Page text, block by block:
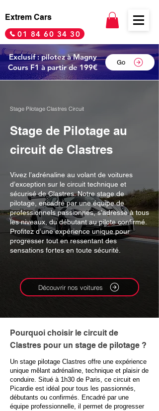
01 84 60 34 30
Extrem Cars
Exclusif : pilotez à Magny
Cours F1 à partir de 199€
Go
Stage Pilotage Clastres Circuit
Stage de Pilotage au
circuit de Clastres
Vivez l’adrénaline au volant de voitures
d’exception sur le circuit technique et
sécurisé de Clastres. Notre stage de
pilotage, encadré par une équipe de
professionnels passionnés, s’adresse à tous
les niveaux, du débutant au pilote confirmé.
Profitez d’une expérience unique pour
progresser tout en ressentant des
sensations fortes en toute sécurité.
Découvrir nos voitures
Pourquoi choisir le circuit de
Clastres pour un stage de pilotage ?
Un stage pilotage Clastres offre une expérience
unique mêlant adrénaline, technique et plaisir de
conduire. Situé à 1h30 de Paris, ce circuit en
Picardie est idéal pour tous les passionnés,
débutants ou confirmés. Encadré par une
équipe professionnelle, il permet de progresser